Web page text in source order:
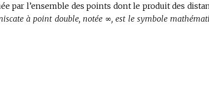
par l’ensemble des points dont le produit des
à point double, notée ∞, est le symbole